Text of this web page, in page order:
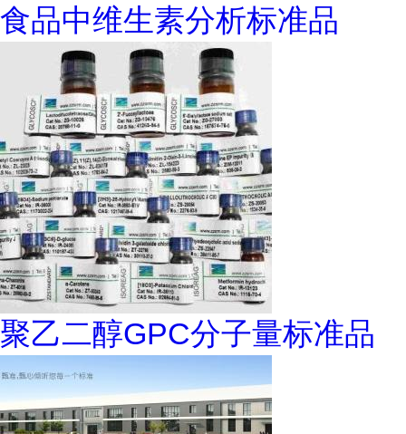
食品中维生素分析标准品
聚乙二醇GPC分子量标准品